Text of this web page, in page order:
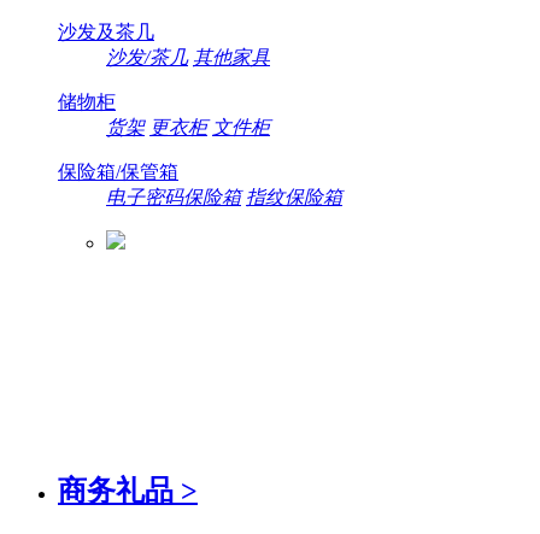
沙发及茶几
沙发/茶几 其他家具
储物柜
货架 更衣柜 文件柜
保险箱/保管箱
电子密码保险箱 指纹保险箱
商务礼品 >